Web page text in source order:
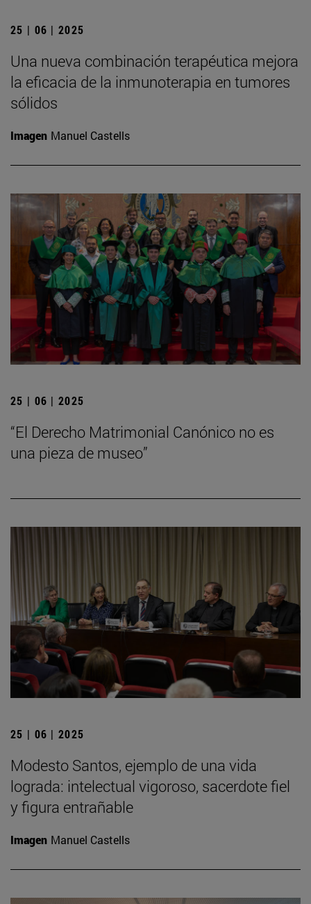
25 | 06 | 2025
Una nueva combinación terapéutica mejora
la eficacia de la inmunoterapia en tumores
sólidos
Imagen Manuel Castells
25 | 06 | 2025
“El Derecho Matrimonial Canónico no es
una pieza de museo”
25 | 06 | 2025
Modesto Santos, ejemplo de una vida
lograda: intelectual vigoroso, sacerdote fiel
y figura entrañable
Imagen Manuel Castells